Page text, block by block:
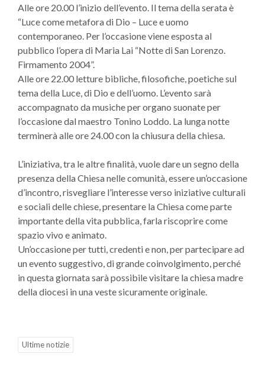
Alle ore 20.00 l’inizio dell’evento. Il tema della serata è
“Luce come metafora di Dio – Luce e uomo
contemporaneo. Per l’occasione viene esposta al
pubblico l’opera di Maria Lai “Notte di San Lorenzo.
Firmamento 2004”.
Alle ore 22.00 letture bibliche, filosofiche, poetiche sul
tema della Luce, di Dio e dell’uomo. L’evento sarà
accompagnato da musiche per organo suonate per
l’occasione dal maestro Tonino Loddo. La lunga notte
terminerà alle ore 24.00 con la chiusura della chiesa.
L’iniziativa, tra le altre finalità, vuole dare un segno della
presenza della Chiesa nelle comunità, essere un’occasione
d’incontro, risvegliare l’interesse verso iniziative culturali
e sociali delle chiese, presentare la Chiesa come parte
importante della vita pubblica, farla riscoprire come
spazio vivo e animato.
Un’occasione per tutti, credenti e non, per partecipare ad
un evento suggestivo, di grande coinvolgimento, perché
in questa giornata sarà possibile visitare la chiesa madre
della diocesi in una veste sicuramente originale.
Ultime notizie